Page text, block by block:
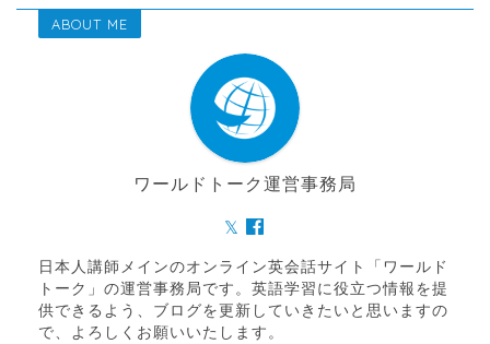
ABOUT ME
ワールドトーク運営事務局
日本人講師メインのオンライン英会話サイト「ワールド
トーク」の運営事務局です。英語学習に役立つ情報を提
供できるよう、ブログを更新していきたいと思いますの
で、よろしくお願いいたします。